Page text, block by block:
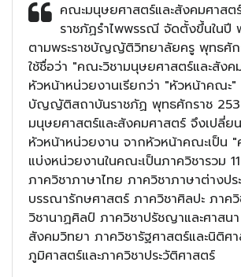
คณะมนุษยศาสตร์และสังคมศาสต
ราชภัฏรำไพพรรณี จัดตั้งขึ้นในปี
ตามพระราชบัญญัติวิทยาลัยครู พุทธศัก
ใช้ชื่อว่า "คณะวิชามนุษยศาสตร์และสังค
หัวหน้าหน่วยงานเรียกว่า "หัวหน้าคณะ"
บัญญัติสถาบันราชภัฏ พุทธศักราช
มนุษยศาสตร์และสังคมศาสตร์ จึงเปลี่ย
หัวหน้าหน่วยงาน จากหัวหน้าคณะเป็น
แบ่งหน่วยงานในคณะเป็นภาควิชารวม
ภาควิชาภาษาไทย ภาควิชาภาษาต่างปร
บรรณารักษศาสตร์ ภาควิชาศิลปะ ภาค
วิชานาฏศิลป์ ภาควิชาปรัชญาและศาสน
สังคมวิทยา ภาควิชารัฐศาสตร์และนิติศ
ภูมิศาสตร์และภาควิชาประวัติศาสตร์